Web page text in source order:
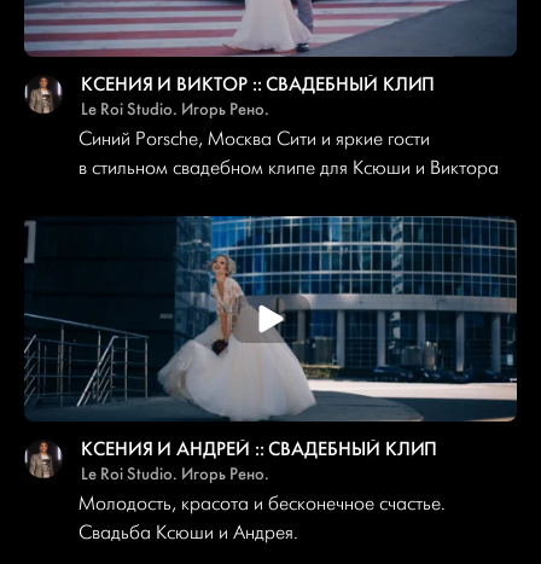
КСЕНИЯ И ВИКТОР :: СВАДЕБНЫЙ КЛИП
Le Roi Studio. Игорь Рено.
Синий Porsche, Москва Сити и яркие гости
в стильном свадебном клипе для Ксюши и Виктора
КСЕНИЯ И АНДРЕЙ :: СВАДЕБНЫЙ КЛИП
Le Roi Studio. Игорь Рено.
Молодость, красота и бесконечное счастье.
Свадьба Ксюши и Андрея.